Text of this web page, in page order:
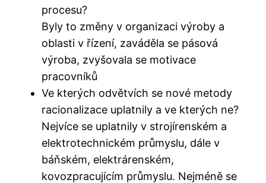
procesu?
Byly to změny v organizaci výroby a
oblasti v řízení, zaváděla se pásová
výroba, zvyšovala se motivace
pracovníků
Ve kterých odvětvích se nové metody
racionalizace uplatnily a ve kterých ne?
Nejvíce se uplatnily v strojírenském a
elektrotechnickém průmyslu, dále v
báňském, elektrárenském,
kovozpracujícím průmyslu. Nejméně se